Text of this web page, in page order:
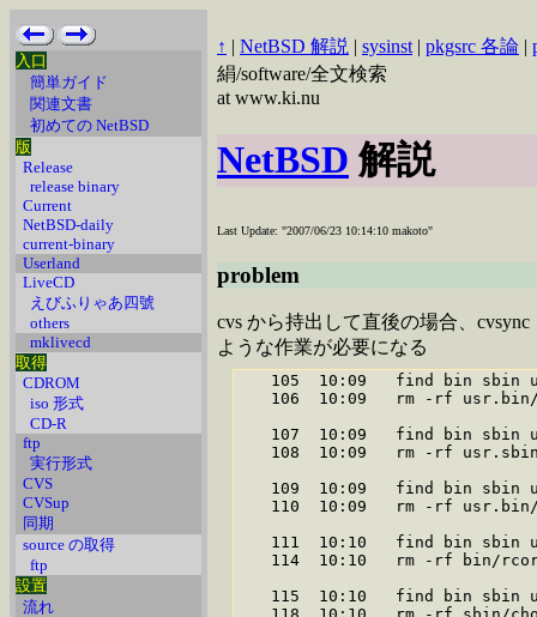
入口
簡単ガイド
関連文書
初めての NetBSD
版
Release
release binary
Current
NetBSD-daily
current-binary
Userland
LiveCD
えびふりゃあ四號
others
mklivecd
取得
CDROM
iso 形式
CD-R
ftp
実行形式
CVS
CVSup
同期
source の取得
ftp
設置
流れ
↑ | NetBSD 解説 | sysinst | pkgsrc 各論 |
絹/software/全文検索
at www.ki.nu
NetBSD 解説
Last Update: "2007/06/23 10:14:10 makoto"
problem
cvs から持出して直後の場合、
ような作業が必要になる
105  10:09   find bin sbin
106  10:09   rm -rf
107  10:09   find bin sbin
108  10:09   rm -rf
109  10:09   find bin sbin
110  10:09   rm -rf
111  10:10   find bin sbin
114  10:10   rm -rf bin/
115  10:10   find bin sbin